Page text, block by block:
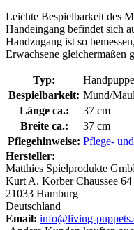
Leichte Bespielbarkeit des
Handeingang befindet sich
Handzugang ist so
Erwachsene gleichermaßen
Typ:
Handpuppe
Bespielbarkeit: Mund/Maul
Länge ca.:
37 cm
Breite ca.:
37 cm
Pflegehinweise: Pflege-
Hersteller:
Matthies Spielprodukte
Kurt A. Körber Chaussee 64
21033 Hamburg
Deutschland
Email: info@living-